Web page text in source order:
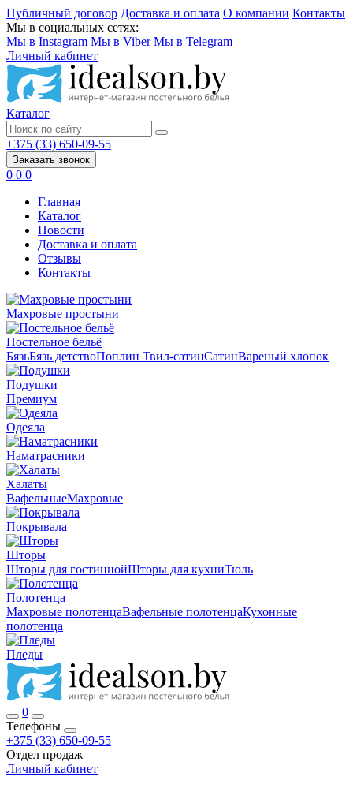
Публичный договор Доставка и оплата О компании Контакты
Мы в социальных сетях:
Мы в Instagram Мы в Viber Мы в Telegram
Личный кабинет
Каталог
+375 (33) 650-09-55
Заказать звонок
0 0 0
Главная
Каталог
Новости
Доставка и оплата
Отзывы
Контакты
Махровые простыни
Постельное бельё
БязьБязь детствоПоплин Твил-сатинСатинВареный хлопок
Подушки
Премиум
Одеяла
Наматрасники
Халаты
ВафельныеМахровые
Покрывала
Шторы
Шторы для гостиннойШторы для кухниТюль
Полотенца
Махровые полотенцаВафельные полотенцаКухонные
полотенца
Пледы
0
Телефоны
+375 (33) 650-09-55
Отдел продаж
Личный кабинет